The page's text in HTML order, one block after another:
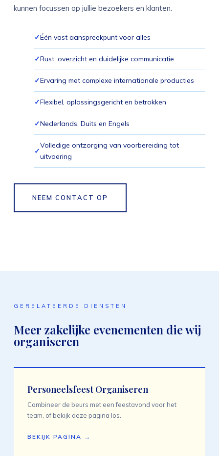
kunnen focussen op jullie bezoekers en klanten.
Één vast aanspreekpunt voor alles
Rust, overzicht en duidelijke communicatie
Ervaring met complexe internationale producties
Flexibel, oplossingsgericht en betrokken
Nederlands, Duits en Engels
Volledige ontzorging van voorbereiding tot
uitvoering
NEEM CONTACT OP
GERELATEERDE DIENSTEN
Meer zakelijke evenementen die wij
organiseren
Personeelsfeest Organiseren
Combineer de beurs met een feestavond voor het
team, of bekijk deze pagina los.
BEKIJK PAGINA →